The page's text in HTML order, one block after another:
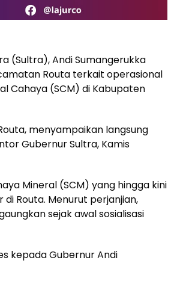
(Sultra), Andi Sumangerukka
Routa terkait operasional
Cahaya (SCM) di Kabupaten
menyampaikan langsung
Gubernur Sultra, Kamis
Mineral (SCM) yang hingga kini
Routa. Menurut perjanjian,
sejak awal sosialisasi
kepada Gubernur Andi